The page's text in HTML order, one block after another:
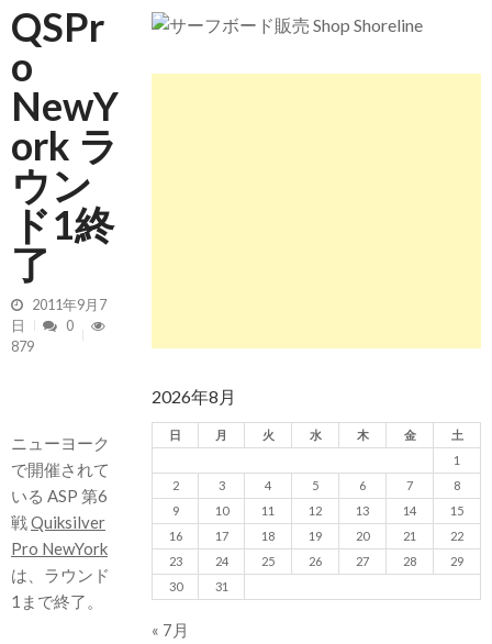
QSPr
o
NewY
ork ラ
ウン
ド1終
了
2011年9月7
日
0
879
ニューヨーク
で開催されて
いる ASP 第6
戦Quiksilver
Pro NewYork
は、ラウンド
1まで終了。
2026年8月
日 月 火 水 木 金
土
1
2
3 4 5 6 7
8
9
10 11 12 13 14
15
16
17 18 19 20 21
22
23
24 25 26 27 28
29
30
31
« 7月